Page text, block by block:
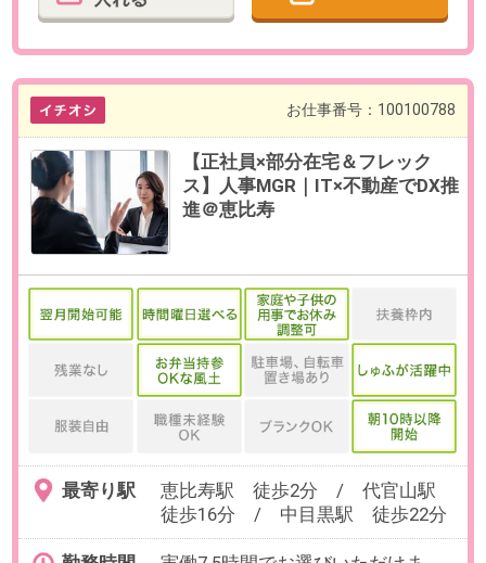
最寄り駅
虎ノ門駅 徒歩3分 ／ 霞ケ関(東
駅 徒歩9分
勤務時間
8:55～17:55（実働8時間／休憩60
※1時間前倒しで出勤可能（7:55～
16:55）
残業
月残業平均20時間程度です。
週5日（月～金）
※出社での勤務となります。
勤務期間
即日～無期
※数ヶ月先のご入社もご相談可能で
す。
※試用期間3～6カ月
年収500～650万円想定
※給与は、ご経験・スキルに応じて
変動致します。
【給与形態】月給制
【固定残業代／月】35時間／78,000
【交通費／月】支給※上限40,000円
（バス通勤は規定あり）
【賞与】年3回